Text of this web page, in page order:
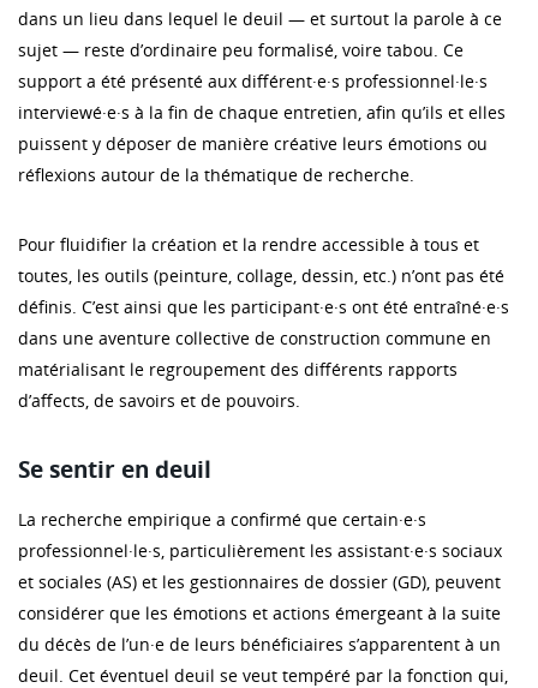
dans un lieu dans lequel le deuil — et surtout la parole à ce
sujet — reste d’ordinaire peu formalisé, voire tabou. Ce
support a été présenté aux différent·e·s professionnel·le·s
interviewé·e·s à la fin de chaque entretien, afin qu’ils et elles
puissent y déposer de manière créative leurs émotions ou
réflexions autour de la thématique de recherche.
Pour fluidifier la création et la rendre accessible à tous et
toutes, les outils (peinture, collage, dessin, etc.) n’ont pas été
définis. C’est ainsi que les participant·e·s ont été entraîné·e·s
dans une aventure collective de construction commune en
matérialisant le regroupement des différents rapports
d’affects, de savoirs et de pouvoirs.
Se sentir en deuil
La recherche empirique a confirmé que certain·e·s
professionnel·le·s, particulièrement les assistant·e·s sociaux
et sociales (AS) et les gestionnaires de dossier (GD), peuvent
considérer que les émotions et actions émergeant à la suite
du décès de l’un·e de leurs bénéficiaires s’apparentent à un
deuil. Cet éventuel deuil se veut tempéré par la fonction qui,